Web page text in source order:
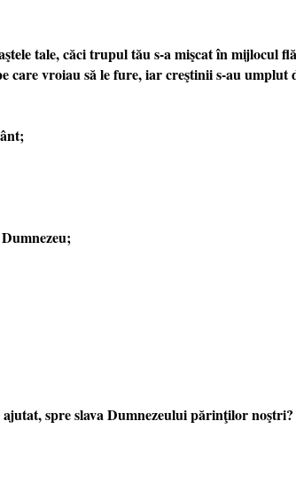
tale, căci trupul tău s-a mişcat în mijlocul
care vroiau să le fure, iar creştinii s-au
spre slava Dumnezeului părinţilor